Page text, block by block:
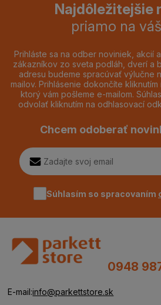
Najdôležitejšie
priamo na
Prihláste sa na odber noviniek, akcií
zákazníkov zo sveta podláh, dverí a
adresu budeme spracúvať výlučne
mailov. Prihlásenie dokončíte
ktorý vám pošleme e-mailom.
odvolať kliknutím na odhlasovací
Chcem odoberať
Súhlasím so spracovaním
0948
E-mail:info@parkettstore.sk